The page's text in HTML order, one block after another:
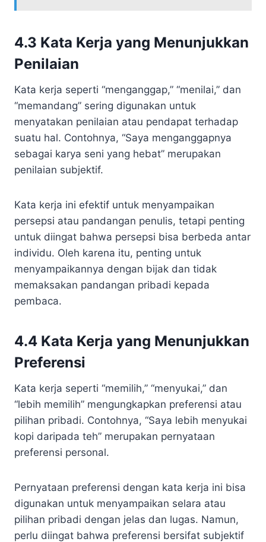
4.3 Kata Kerja yang Menunjukkan
Penilaian
Kata kerja seperti “menganggap,” “menilai,” dan
“memandang” sering digunakan untuk
menyatakan penilaian atau pendapat terhadap
suatu hal. Contohnya, “Saya menganggapnya
sebagai karya seni yang hebat” merupakan
penilaian subjektif.
Kata kerja ini efektif untuk menyampaikan
persepsi atau pandangan penulis, tetapi penting
untuk diingat bahwa persepsi bisa berbeda antar
individu. Oleh karena itu, penting untuk
menyampaikannya dengan bijak dan tidak
memaksakan pandangan pribadi kepada
pembaca.
4.4 Kata Kerja yang Menunjukkan
Preferensi
Kata kerja seperti “memilih,” “menyukai,” dan
“lebih memilih” mengungkapkan preferensi atau
pilihan pribadi. Contohnya, “Saya lebih menyukai
kopi daripada teh” merupakan pernyataan
preferensi personal.
Pernyataan preferensi dengan kata kerja ini bisa
digunakan untuk menyampaikan selara atau
pilihan pribadi dengan jelas dan lugas. Namun,
perlu diingat bahwa preferensi bersifat subjektif